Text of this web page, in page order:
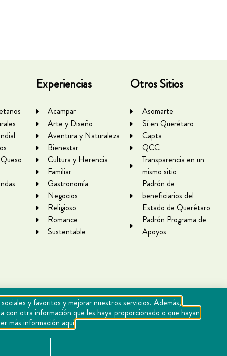
Experiencias
Acampar
Arte y Diseño
Aventura y Naturaleza
Bienestar
Cultura y Herencia
Familiar
Gastronomía
Negocios
Religioso
Romance
Sustentable
Otros Sitios
Asomarte
Sí en Querétaro
Capta
QCC
Transparencia en un
mismo sitio
Padrón de
beneficiarios del
Estado de Querétaro
Padrón Programa de
Apoyos
y favoritos y mejorar nuestros servicios. Además,
con otra información que les haya proporcionado o que hayan
más información aquí